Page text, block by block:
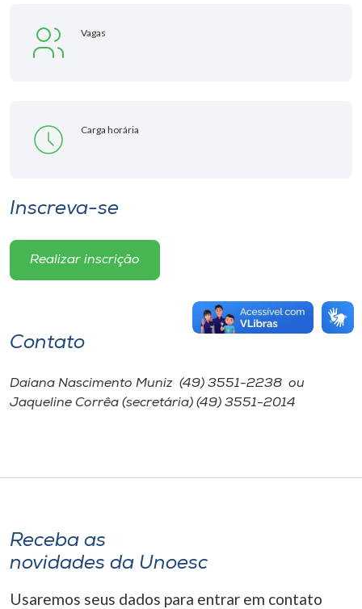
Vagas
Carga horária
Inscreva-se
Realizar inscrição
Contato
Daiana Nascimento Muniz (49) 3551-2238 ou
Jaqueline Corrêa (secretária) (49) 3551-2014
Receba as
novidades da Unoesc
Usaremos seus dados para entrar em contato